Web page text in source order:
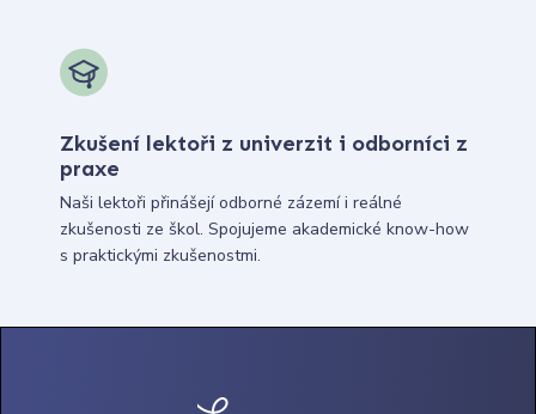
Zkušení lektoři z univerzit i odborníci z
praxe
Naši lektoři přinášejí odborné zázemí i reálné
zkušenosti ze škol. Spojujeme akademické know-how
s praktickými zkušenostmi.